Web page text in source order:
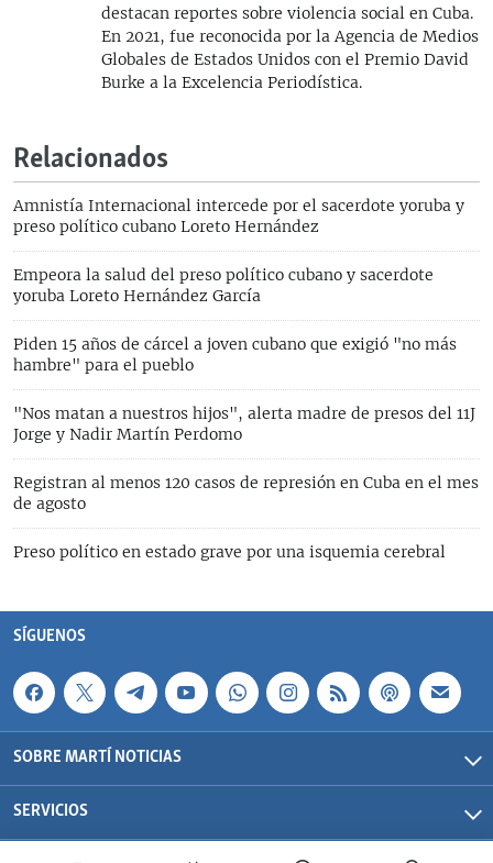
destacan reportes sobre violencia social en Cuba.
En 2021, fue reconocida por la Agencia de Medios
Globales de Estados Unidos con el Premio David
Burke a la Excelencia Periodística.
Relacionados
Amnistía Internacional intercede por el sacerdote yoruba y
preso político cubano Loreto Hernández
Empeora la salud del preso político cubano y sacerdote
yoruba Loreto Hernández García
Piden 15 años de cárcel a joven cubano que exigió "no más
hambre" para el pueblo
"Nos matan a nuestros hijos", alerta madre de presos del 11J
Jorge y Nadir Martín Perdomo
Registran al menos 120 casos de represión en Cuba en el mes
de agosto
Preso político en estado grave por una isquemia cerebral
SÍGUENOS
SOBRE MARTÍ NOTICIAS
SERVICIOS